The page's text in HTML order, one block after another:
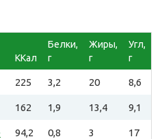
ККал
Белки,
г
Жиры,
г
Угл,
г
225 3,2 20 8,6
162 1,9 13,4 9,1
94,2 0,8 3 17